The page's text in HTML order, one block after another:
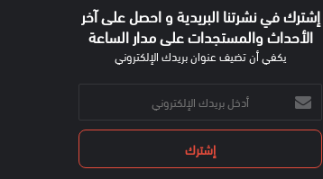
إشترك في نشرتنا البريدية و احصل على آخر
الأحداث والمستجدات على مدار الساعة
يكفي أن تضيف عنوان بريدك الإلكتروني
أدخل
بريدك
الإلكتروني